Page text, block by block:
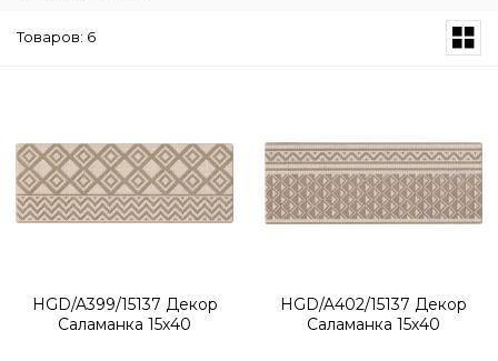
Товаров: 6
HGD/A399/15137 Декор
Саламанка 15х40
HGD/A402/15137 Декор
Саламанка 15х40